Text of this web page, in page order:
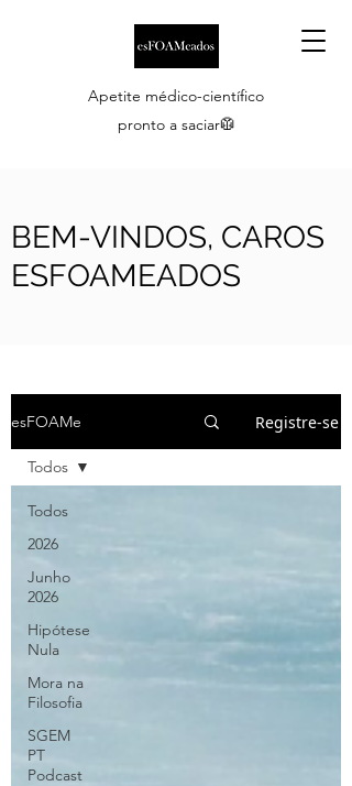
Apetite médico-científico
pronto a saciar🥼
BEM-VINDOS, CAROS
ESFOAMEADOS
esFOAMe Registre-se
Todos
2026
Junho
2026
Hipótese
Nula
Mora na
Filosofia
SGEM
PT
Podcast
Todos